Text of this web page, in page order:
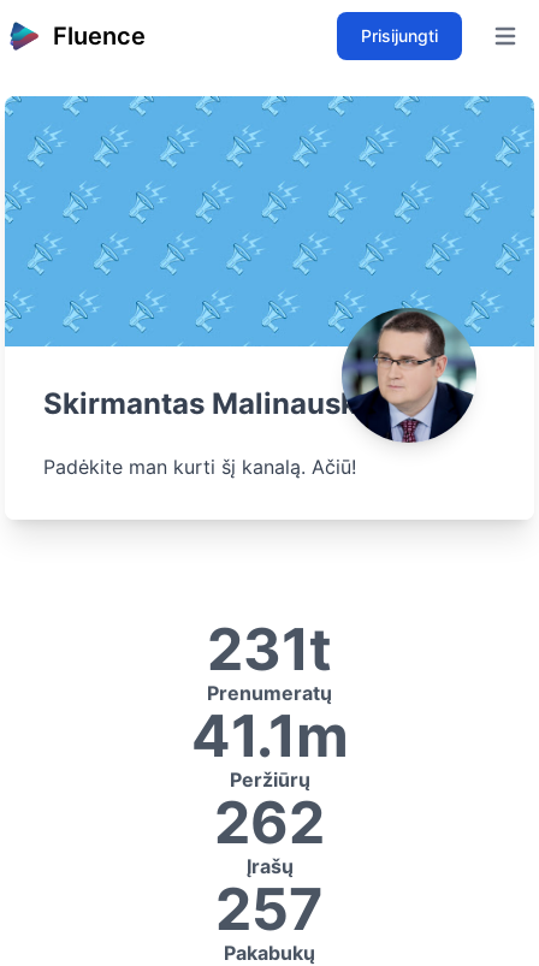
Fluence Prisijungti
Skirmantas Malinauskas
Padėkite man kurti šį kanalą. Ačiū!
231t
Prenumeratų
41.1m
Peržiūrų
262
Įrašų
257
Pakabukų